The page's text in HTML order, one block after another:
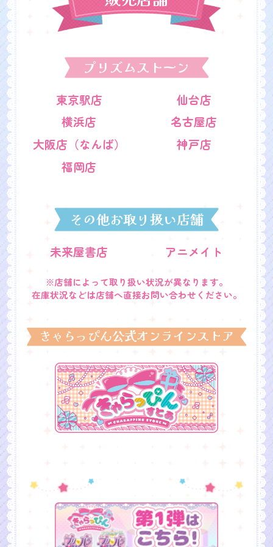
プリズムストーン
東京駅店
仙台店
横浜店
名古屋店
大阪店（なんば）
神戸店
福岡店
その他お取り扱い店舗
未来屋書店 アニメイト
※店舗によって取り扱い状況が異なります。
在庫状況などは店舗へ直接お問い合わせください。
きゃらっぴん公式オンラインストア